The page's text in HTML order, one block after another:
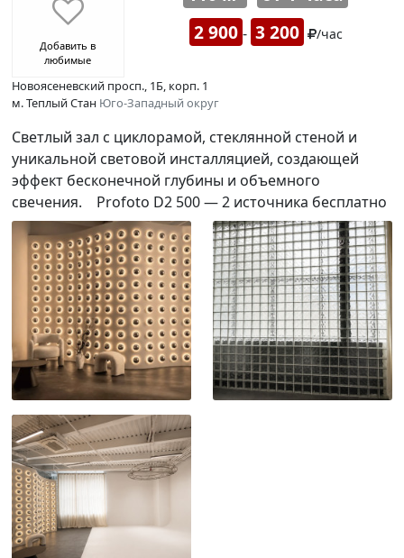
Добавить в
любимые
2 900 - 3 200 /час
Новоясеневский просп., 1Б, корп. 1
м. Теплый Стан Юго-Западный округ
Светлый зал с циклорамой, стеклянной стеной и
уникальной световой инсталляцией, создающей
эффект бесконечной глубины и объемного
свечения. Profoto D2 500 — 2 источника бесплатно